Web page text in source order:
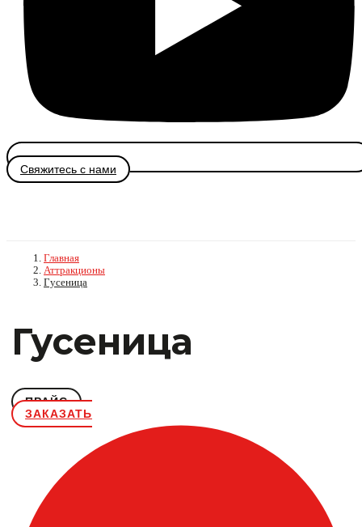
Свяжитесь с нами
Главная
Аттракционы
Гусеница
Гусеница
ПРАЙС
ЗАКАЗАТЬ